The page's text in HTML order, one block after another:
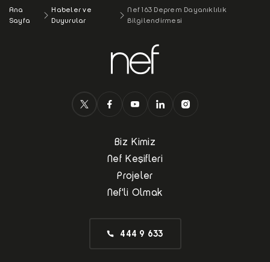
Ana
Sayfa
Habeler ve
Duyurular
Nef 163 Deprem Dayanıklılık
Bilgilendirmesi
Biz Kimiz
Nef Keşifleri
Projeler
Nef'li Olmak
444 9 633